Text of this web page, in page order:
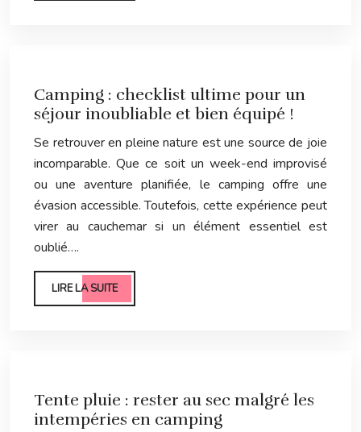
Camping : checklist ultime pour un
séjour inoubliable et bien équipé !
Se retrouver en pleine nature est une source de joie
incomparable. Que ce soit un week-end improvisé
ou une aventure planifiée, le camping offre une
évasion accessible. Toutefois, cette expérience peut
virer au cauchemar si un élément essentiel est
oublié….
LIRE LA SUITE
Tente pluie : rester au sec malgré les
intempéries en camping